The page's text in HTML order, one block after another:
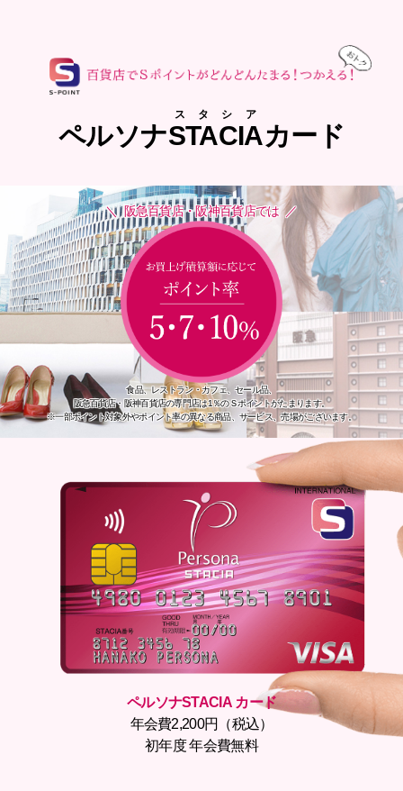
ペルソナSTACIA
スタシア
カード
阪急百貨店・阪神百貨店では
食品、レストラン・カフェ、セール品、
阪急百貨店・阪神百貨店の専門店は1％のＳポイントがたまります。
※一部ポイント対象外やポイント率の異なる商品、サービス、売場がございます。
ペルソナSTACIA カード
年会費2,200円（税込）
初年度 年会費無料